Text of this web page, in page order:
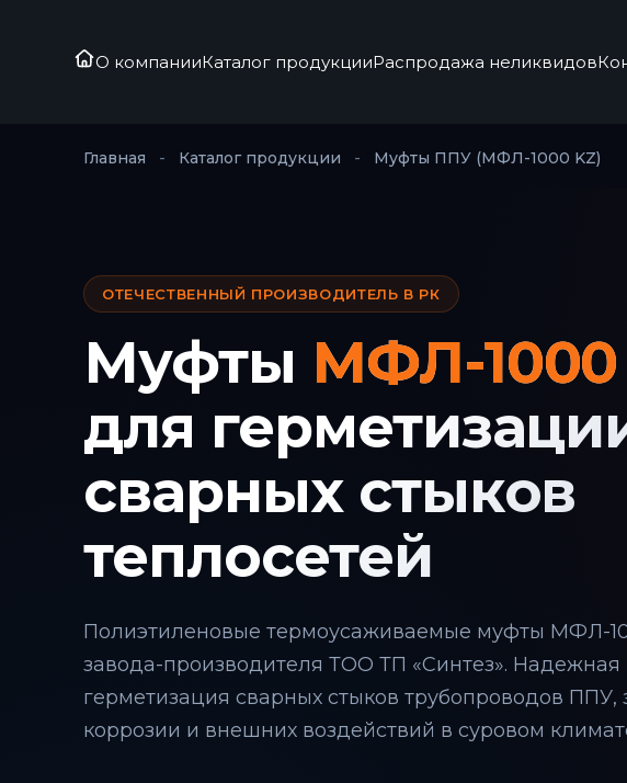
О компанииКаталог продукцииРаспродажа неликвидов
Главная - Каталог продукции - Муфты ППУ (МФЛ-1000 KZ)
ОТЕЧЕСТВЕННЫЙ ПРОИЗВОДИТЕЛЬ В РК
Муфты МФЛ-1000
для
сварных стыков
теплосетей
Полиэтиленовые термоусаживаемые муфты МФЛ-
завода-производителя ТОО ТП «Синтез». Надежная
герметизация сварных стыков трубопроводов ППУ,
коррозии и внешних воздействий в суровом